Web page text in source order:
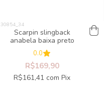
Scarpin slingback
anabela baixa preto
0.0
R$169,90
R$161,41 com Pix